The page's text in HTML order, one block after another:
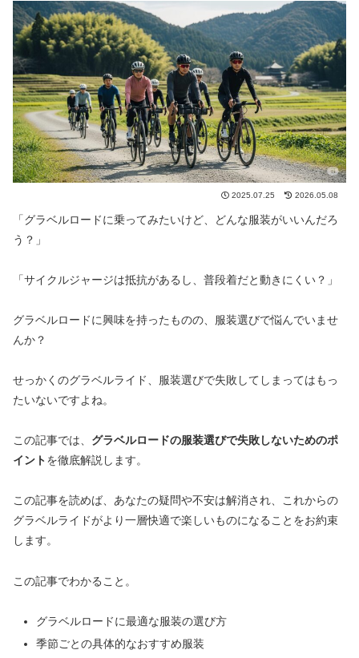
2025.07.25 2026.05.08
「グラベルロードに乗ってみたいけど、どんな服装がいいんだろ
う？」
「サイクルジャージは抵抗があるし、普段着だと動きにくい？」
グラベルロードに興味を持ったものの、服装選びで悩んでいませ
んか？
せっかくのグラベルライド、服装選びで失敗してしまってはもっ
たいないですよね。
この記事では、 グラベルロードの服装選びで失敗しないためのポ
イントを徹底解説します。
この記事を読めば、あなたの疑問や不安は解消され、これからの
グラベルライドがより一層快適で楽しいものになることをお約束
します。
この記事でわかること。
グラベルロードに最適な服装の選び方
季節ごとの具体的なおすすめ服装